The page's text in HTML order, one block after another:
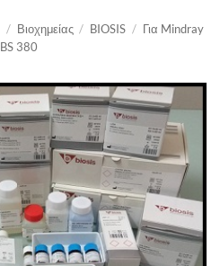
/ Βιοχημείας / BIOSIS / Για Mindray
BS 380